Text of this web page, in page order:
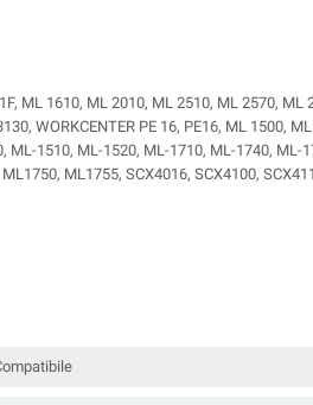
ML 1610, ML 2010, ML 2510, ML 2570, ML
WORKCENTER PE 16, PE16, ML 1500,
ML-1510, ML-1520, ML-1710, ML-1740,
ML1755, SCX4016, SCX4100,